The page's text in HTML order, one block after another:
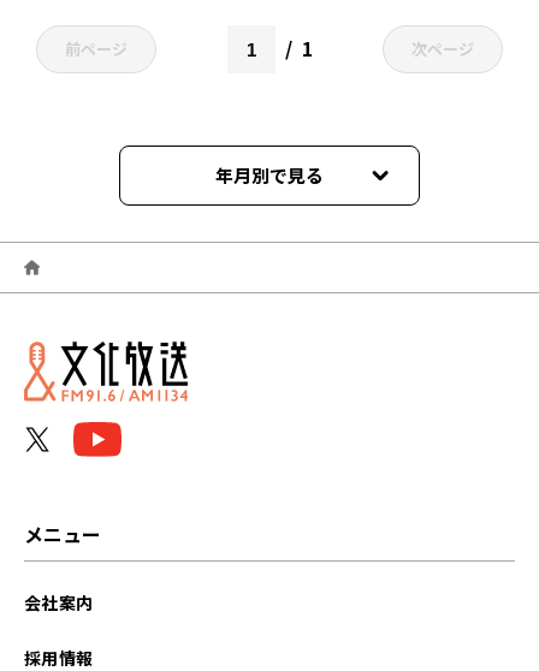
前ページ 1 次ページ
年月別で見る
2026年06月
2026年05月
2026年04月
メニュー
会社案内
採用情報